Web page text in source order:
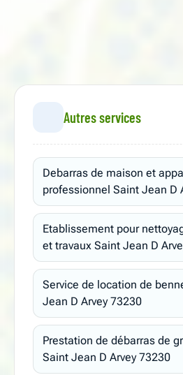
Autres services
Debarras de maison et
professionnel Saint Jean D
Etablissement pour
et travaux Saint Jean D
Service de location de
Jean D Arvey 73230
Prestation de débarras de
Saint Jean D Arvey 73230